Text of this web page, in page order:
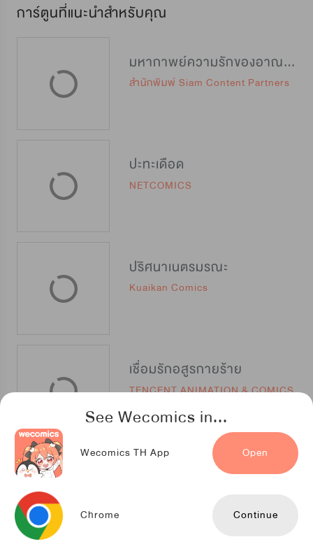
See Wecomics in...
Wecomics TH App Open
Chrome Continue
การ์ตูนที่แนะนำสำหรับคุณ
มหากาพย์ความรักของอาณาจักรแห่งหนึ่ง
สำนักพิมพ์ Siam Content Partners
ปะทะเดือด
NETCOMICS
ปริศนาเนตรมรณะ
Kuaikan Comics
เชื่อมรักอสูรกายร้าย
TENCENT ANIMATION & COMICS
ลิขิตรัก อสรพิษสีคราม